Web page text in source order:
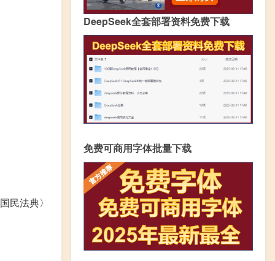
民法典〉
DeepSeek全套部署资料免费下载
免费可商用字体批量下载